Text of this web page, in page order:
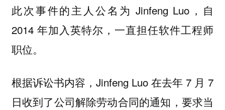
此次事件的主人公名为 Jinfeng Luo，自
2014 年加入英特尔，一直担任软件工程师
职位。
根据诉讼书内容，Jinfeng Luo 在去年 7 月 7
日收到了公司解除劳动合同的通知，要求当